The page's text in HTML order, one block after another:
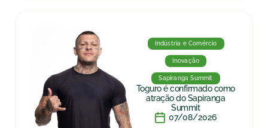
Indústria e Comércio
Inovação
Sapiranga Summit
Toguro é confirmado como
atração do Sapiranga
Summit
07/08/2026